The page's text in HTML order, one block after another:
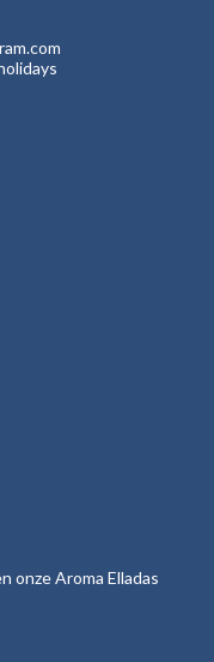
onze Aroma Elladas